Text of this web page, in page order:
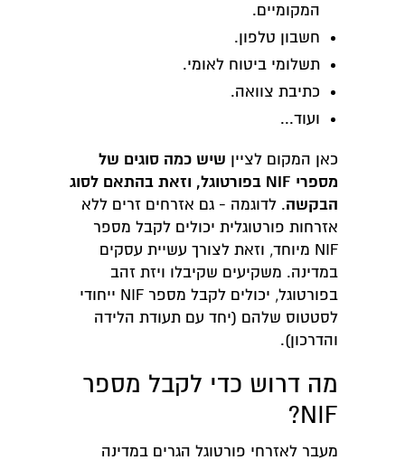
המקומיים.
חשבון טלפון.
תשלומי ביטוח לאומי.
כתיבת צוואה.
ועוד...
כאן המקום לציין שיש כמה סוגים של
מספרי NIF בפורטוגל, וזאת בהתאם לסוג
הבקשה. לדוגמה - גם אזרחים זרים ללא
אזרחות פורטוגלית יכולים לקבל מספר
NIF מיוחד, וזאת לצורך עשיית עסקים
במדינה. משקיעים שקיבלו ויזת זהב
בפורטוגל, יכולים לקבל מספר NIF ייחודי
לסטטוס שלהם (יחד עם תעודת הלידה
והדרכון).
מה דרוש כדי לקבל מספר
NIF?
מעבר לאזרחי פורטוגל הגרים במדינה